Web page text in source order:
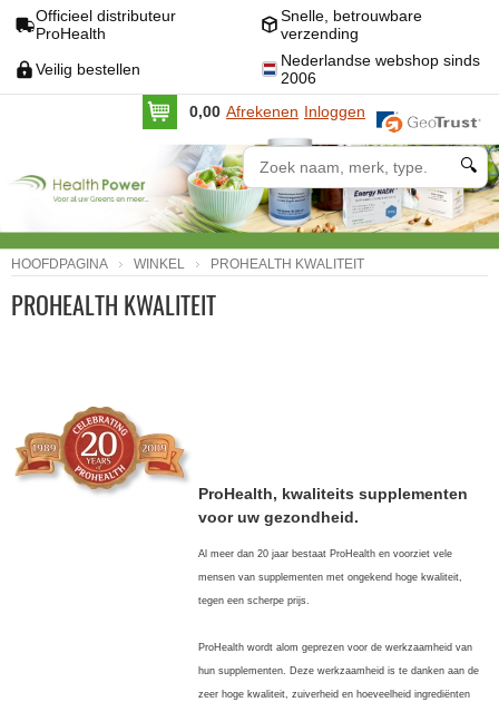
Officieel distributeur
ProHealth
Snelle, betrouwbare
verzending
Veilig bestellen
Nederlandse webshop sinds
2006
0,00 Afrekenen Inloggen
🔍
HOOFDPAGINA WINKEL PROHEALTH KWALITEIT
PROHEALTH KWALITEIT
ProHealth, kwaliteits supplementen
voor uw gezondheid.
Al meer dan 20 jaar bestaat ProHealth en voorziet vele
mensen van supplementen met ongekend hoge kwaliteit,
tegen een scherpe prijs.
ProHealth wordt alom geprezen voor de werkzaamheid van
hun supplementen. Deze werkzaamheid is te danken aan de
zeer hoge kwaliteit, zuiverheid en hoeveelheid ingrediënten